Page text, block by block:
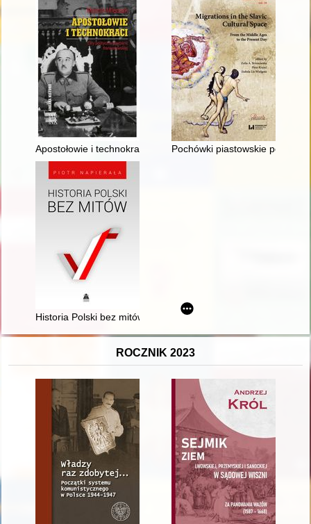
Apostołowie i technokraci : elity polityczne Hiszpanii
Pochówki piastowskie poza
Historia Polski bez mitów
ROCZNIK 2023